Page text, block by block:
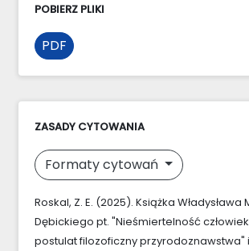
POBIERZ PLIKI
PDF
ZASADY CYTOWANIA
Formaty cytowań
Roskal, Z. E. (2025). Książka Władysława
Dębickiego pt. "Nieśmiertelność
postulat filozoficzny przyrodoznawstwa"